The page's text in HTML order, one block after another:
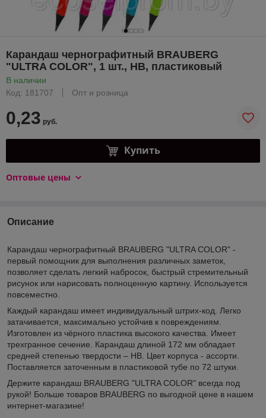
Карандаш чернографитный BRAUBERG
"ULTRA COLOR", 1 шт., HB, пластиковый
В наличии
Код: 181707
Опт и розница
0,23 руб.
Купить
Оптовые цены
Описание
Карандаш чернографитный BRAUBERG "ULTRA COLOR" -
первый помощник для выполнения различных заметок,
позволяет сделать легкий набросок, быстрый стремительный
рисунок или нарисовать полноценную картину. Используется
повсеместно.
Каждый карандаш имеет индивидуальный штрих-код. Легко
затачивается, максимально устойчив к повреждениям.
Изготовлен из чёрного пластика высокого качества. Имеет
трехгранное сечение. Карандаш длиной 172 мм обладает
средней степенью твердости – HB. Цвет корпуса - ассорти.
Поставляется заточенным в пластиковой тубе по 72 штуки.
Держите карандаш BRAUBERG "ULTRA COLOR" всегда под
рукой! Больше товаров BRAUBERG по выгодной цене в нашем
интернет-магазине!